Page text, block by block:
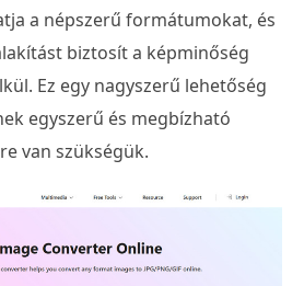
a népszerű formátumokat, és
biztosít a képminőség
Ez egy nagyszerű lehetőség
egyszerű és megbízható
van szükségük.